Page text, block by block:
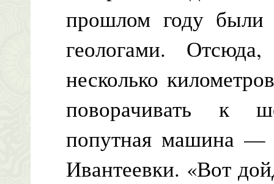
прошлом году были
геологами.
несколько
поворачивать к
попутная машина —
Ивантеевки. «Вот